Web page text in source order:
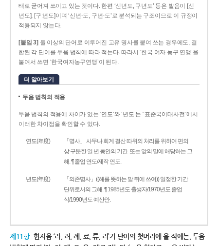
태로 굳어져 쓰이고 있는 것이다. 한편 ‘신년도, 구년도’ 등은 발음이 [신
년도], [구ː년도]이며 ‘신년­-도, 구년-­도’로 분석되는 구조이므로 이 규정이
적용되지 않는다.
[붙임 3] 둘 이상의 단어로 이루어진 고유 명사를 붙여 쓰는 경우에도, 결
합된 각 단어를 두음 법칙에 따라 적는다. 따라서 ‘한국 여자 농구 연맹’을
붙여서 쓰면 ‘한국여자농구연맹’이 된다.
더 알아보기
두음 법칙의 적용
두음 법칙의 적용에 차이가 있는 ‘연도’와 ‘년도’는 “표준국어대사전”에서
이러한 차이점을 확인할 수 있다.
연도(年度)
「명사」 사무나 회계 결산 따위의 처리를 위하여 편의
상 구분한 일 년 동안의 기간. 또는 앞의 말에 해당하는 그
해. ¶ 졸업 연도/제작 연도.
년도(年度)
「의존명사」((해를 뜻하는 말 뒤에 쓰여)) 일정한 기간
단위로서의 그해. ¶ 1985년도 출생자/1970년도 졸업
식/1990년도 예산안.
제11항 한자음 ‘랴, 려, 례, 료, 류, 리’가 단어의 첫머리에 올 적에는, 두음